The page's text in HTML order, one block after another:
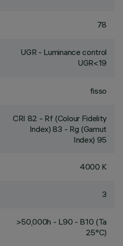
78
UGR - Luminance control
UGR<19
fisso
CRI 82 - Rf (Colour Fidelity
Index) 83 - Rg (Gamut
Index) 95
4000 K
3
>50,000h - L90 - B10 (Ta
25°C)